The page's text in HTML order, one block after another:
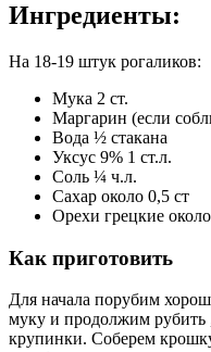
Ингредиенты:
На 18-19 штук рогаликов:
Мука 2 ст.
Маргарин (если
Вода ½ стакана
Уксус 9% 1 ст.л.
Соль ¼ ч.л.
Сахар около 0,5 ст
Орехи грецкие
Как приготовить
Для начала порубим
муку и продолжим рубить
крупинки. Соберем